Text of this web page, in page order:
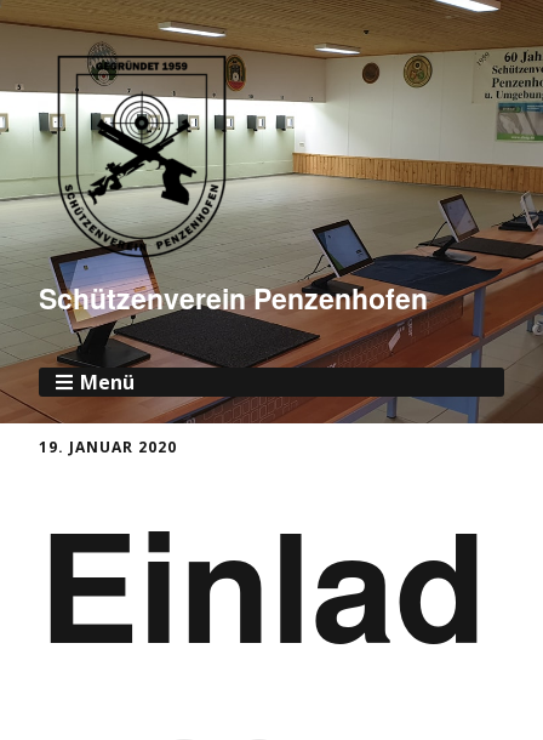
Schützenverein Penzenhofen
Menü
19. JANUAR 2020
Einlad